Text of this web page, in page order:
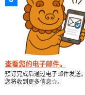
查看您的电子邮件。
预订完成后通过电子邮件发送。
您将收到更多信息☆。